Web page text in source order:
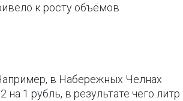
к росту объёмов
в Набережных Челнах
1 рубль, в результате чего литр